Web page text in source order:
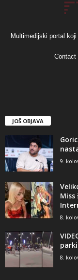
Multimedijski portal
Contact
JOŠ OBJAVA
9.
8.
8.